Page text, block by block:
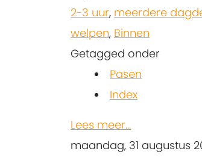
2-3 uur, meerdere
welpen, Binnen
Getagged onder
Pasen
Index
Lees meer...
maandag, 31 augustus